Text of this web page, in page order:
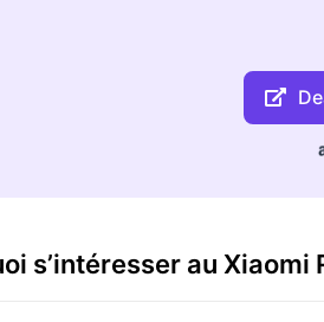
s’intéresser au Xiaomi